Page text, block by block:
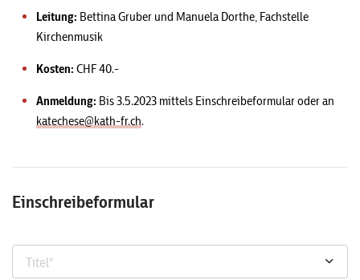
Leitung: Bettina Gruber und Manuela Dorthe, Fachstelle
Kirchenmusik
Kosten: CHF 40.-
Anmeldung: Bis 3.5.2023 mittels Einschreibeformular oder an
katechese@kath-fr.ch.
Einschreibeformular
Titel*